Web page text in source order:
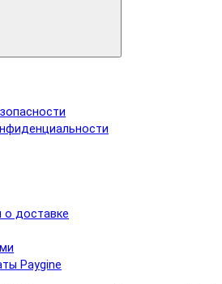
доставке
Paygine